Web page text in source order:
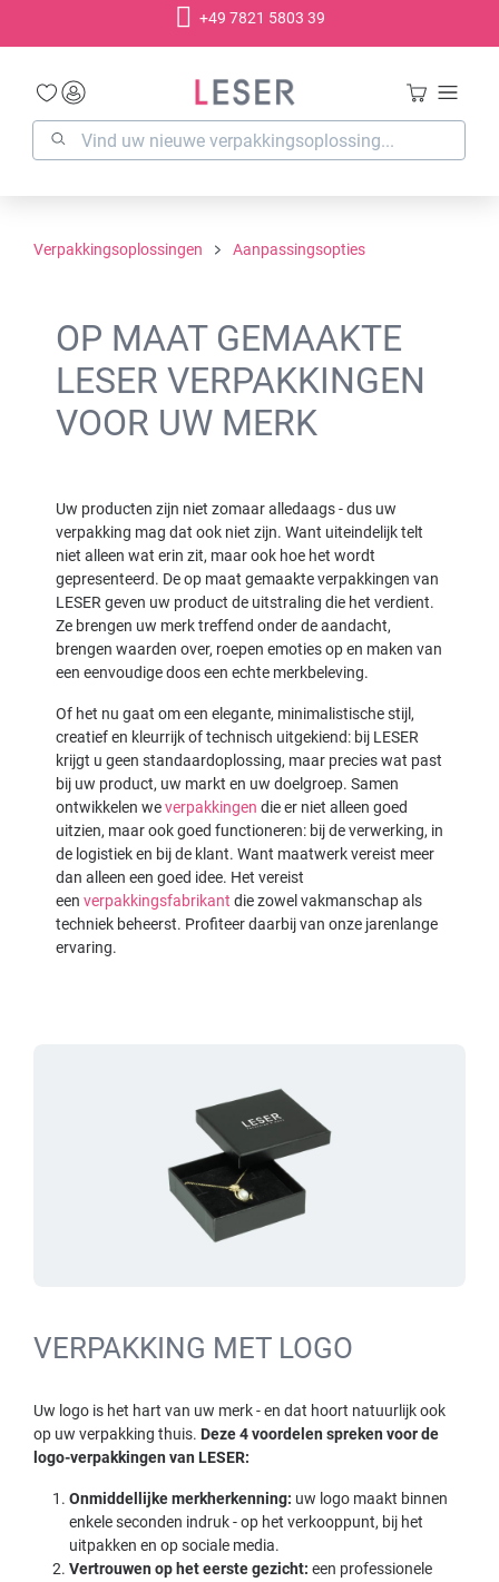
+49 7821 5803 39
Verpakkingsoplossingen Aanpassingsopties
OP MAAT GEMAAKTE
LESER VERPAKKINGEN
VOOR UW MERK
Uw producten zijn niet zomaar alledaags - dus uw
verpakking mag dat ook niet zijn. Want uiteindelijk telt
niet alleen wat erin zit, maar ook hoe het wordt
gepresenteerd. De op maat gemaakte verpakkingen van
LESER geven uw product de uitstraling die het verdient.
Ze brengen uw merk treffend onder de aandacht,
brengen waarden over, roepen emoties op en maken van
een eenvoudige doos een echte merkbeleving.
Of het nu gaat om een elegante, minimalistische stijl,
creatief en kleurrijk of technisch uitgekiend: bij LESER
krijgt u geen standaardoplossing, maar precies wat past
bij uw product, uw markt en uw doelgroep. Samen
ontwikkelen weverpakkingen die er niet alleen goed
uitzien, maar ook goed functioneren: bij de verwerking, in
de logistiek en bij de klant. Want maatwerk vereist meer
dan alleen een goed idee. Het vereist
een verpakkingsfabrikant die zowel vakmanschap als
techniek beheerst. Profiteer daarbij van onze jarenlange
ervaring.
VERPAKKING MET LOGO
Uw logo is het hart van uw merk - en dat hoort natuurlijk ook
op uw verpakking thuis. Deze 4 voordelen spreken voor de
logo-verpakkingen van LESER:
Onmiddellijke merkherkenning: uw logo maakt binnen
enkele seconden indruk - op het verkooppunt, bij het
uitpakken en op sociale media.
Vertrouwen op het eerste gezicht: een professionele